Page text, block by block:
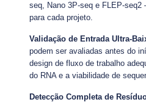
seq, Nano 3P-seq e FLEP-
para cada projeto.
Validação de Entrada Ultra-
podem ser avaliadas antes do
design de fluxo de trabalho
do RNA e a viabilidade de
Detecção Completa de